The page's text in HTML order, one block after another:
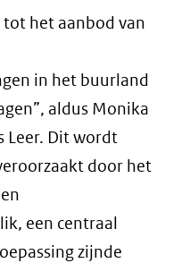
het aanbod van
in het buurland
aldus Monika
Leer. Dit wordt
door het
een centraal
zijnde